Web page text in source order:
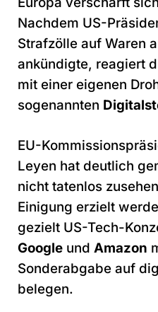
Nachdem US-
Strafzölle auf Waren
ankündigte, reagiert
mit einer eigenen
sogenannten
EU-
Leyen hat deutlich
nicht tatenlos
Einigung erzielt
gezielt US-Tech-
Google und Amazon
Sonderabgabe auf
belegen.